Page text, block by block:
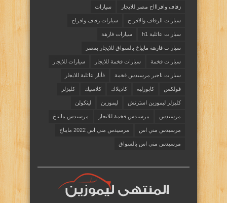
زفاف وافراااح مصر للايجار سيارات
سيارات الزفاف والافراح سيارات زفاف وافراح
سيارات عائلية h1 سيارات فارهة
سيارات فارهة مايباخ بالسواق للايجار بمصر
سيارات فخمة سيارات فخمة للايجار سيارات للايجار
سيارات ناجير مرسيدس فخمة فأنار عائلية للايجار
فولكس كابورليه كاديلاك كلاسيك كليزلر
كليزلر ليموزين استرتش ليموزين لينكولن
مرسيدس مرسيدس فخمة للايجار مرسيدس مايباخ
مرسيدس مني اس مرسيدس مني اس 2022 مايباخ
مرسيدس مني اس بالسواق